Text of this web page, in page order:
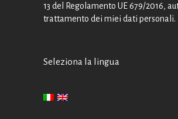
13 del Regolamento UE 679/2016,
trattamento dei miei dati personali.
Seleziona la lingua